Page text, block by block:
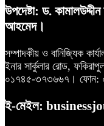
উপদেষ্টা: ড.
আহমেদ।
সম্পাদকীয় ও বানিজ্যিক
ইনার সার্কুলার রোড,
০১৭৪৫-৩৭৩৬৬৭। ফোন:
ই-মেইল: